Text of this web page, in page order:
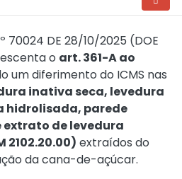
70024 DE 28/10/2025 (DOE
o art. 361-A ao
um diferimento do ICMS nas
inativa seca, levedura
hidrolisada, parede
extrato de levedura
2102.20.00) extraídos do
da cana-de-açúcar.